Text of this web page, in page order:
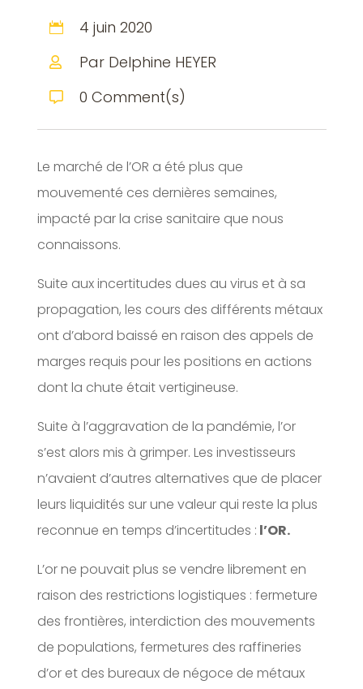
 4 juin 2020
 Par Delphine HEYER
 0 Comment(s)
Le marché de l’OR a été plus que
mouvementé ces dernières semaines,
impacté par la crise sanitaire que nous
connaissons.
Suite aux incertitudes dues au virus et à sa
propagation, les cours des différents métaux
ont d’abord baissé en raison des appels de
marges requis pour les positions en actions
dont la chute était vertigineuse.
Suite à l’aggravation de la pandémie, l’or
s’est alors mis à grimper. Les investisseurs
n’avaient d’autres alternatives que de placer
leurs liquidités sur une valeur qui reste la plus
reconnue en temps d’incertitudes : l’OR.
L’or ne pouvait plus se vendre librement en
raison des restrictions logistiques : fermeture
des frontières, interdiction des mouvements
de populations, fermetures des raffineries
d’or et des bureaux de négoce de métaux